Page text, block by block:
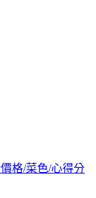
格/菜色/心得分